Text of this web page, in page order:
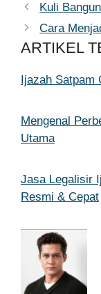
Kuli
Cara
ARTIKEL
Ijazah Satpam
Mengenal
Utama
Jasa Legalisir
Resmi & Cepat